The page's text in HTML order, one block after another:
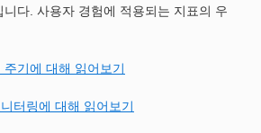
다. 사용자 경험에 적용되는 지표의 우
기에 대해 읽어보기
터링에 대해 읽어보기